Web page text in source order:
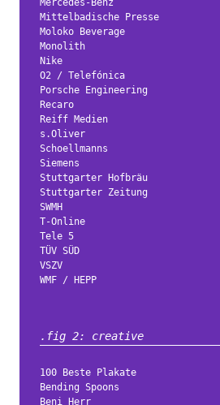
Mittelbadische Presse
Moloko Beverage
Monolith
Nike
O2 / Telefónica
Porsche Engineering
Recaro
Reiff Medien
s.Oliver
Schoellmanns
Siemens
Stuttgarter Hofbräu
Stuttgarter Zeitung
SWMH
T-Online
Tele 5
TÜV SÜD
VSZV
WMF / HEPP
.fig 2: creative
100 Beste Plakate
Bending Spoons
Beni Herr